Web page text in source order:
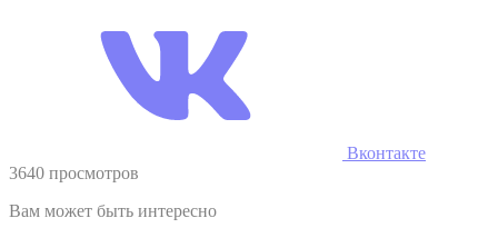
Вконтакте
3640 просмотров
Вам может быть интересно